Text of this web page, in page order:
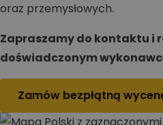
oraz przemysłowych.
Zapraszamy do kontaktu i
doświadczonym
Zamów bezpłątną